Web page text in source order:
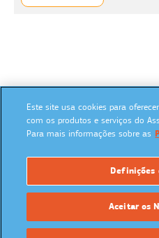
SIGA NAS REDES SOCIAIS:
Powered by:
Este site usa cookies para
com os produtos e serviços do
Para mais informações sobre as
Definições
Aceitar os